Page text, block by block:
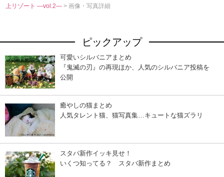
上リゾート ―vol.2―> 画像・写真詳細
ピックアップ
可愛いシルバニアまとめ
『鬼滅の刃』の再現ほか、人気のシルバニア投稿を
公開
癒やしの猫まとめ
人気タレント猫、猫写真集…キュートな猫ズラリ
スタバ新作イッキ見せ！
いくつ知ってる？ スタバ新作まとめ